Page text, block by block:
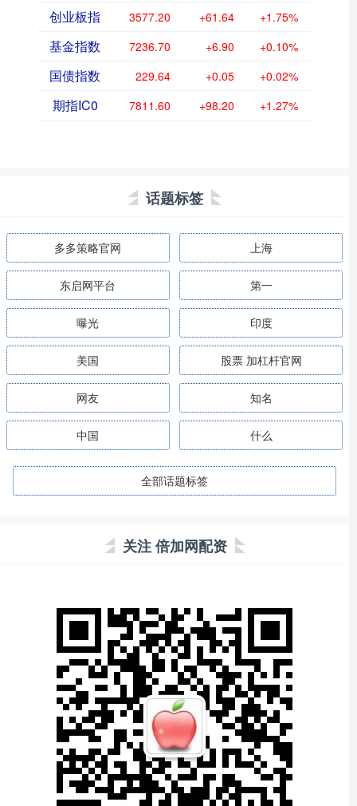
创业板指 3577.20 +61.64 +1.75%
基金指数 7236.70 +6.90 +0.10%
国债指数 229.64 +0.05 +0.02%
期指IC0 7811.60 +98.20 +1.27%
话题标签
多多策略官网 上海
东启网平台 第一
曝光 印度
美国 股票 加杠杆官网
网友 知名
中国 什么
全部话题标签
关注 倍加网配资